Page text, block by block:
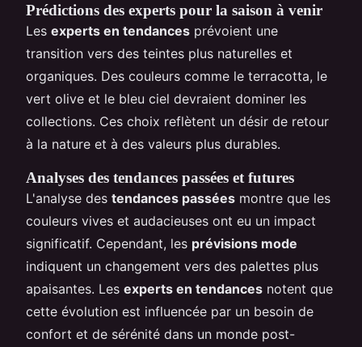
Prédictions des experts pour la saison à venir
Les experts en tendances prévoient une
transition vers des teintes plus naturelles et
organiques. Des couleurs comme le terracotta, le
vert olive et le bleu ciel devraient dominer les
collections. Ces choix reflètent un désir de retour
à la nature et à des valeurs plus durables.
Analyses des tendances passées et futures
L'analyse des tendances passées montre que les
couleurs vives et audacieuses ont eu un impact
significatif. Cependant, les prévisions mode
indiquent un changement vers des palettes plus
apaisantes. Les experts en tendances notent que
cette évolution est influencée par un besoin de
confort et de sérénité dans un monde post-